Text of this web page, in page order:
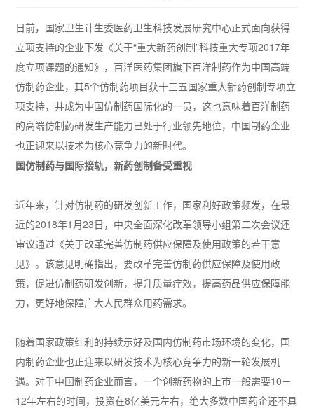
日前，国家卫生计生委医药卫生科技发展研究中心正式面向获得
立项支持的企业下发《关于“重大新药创制”科技重大专项2017年
度立项课题的通知》，百洋医药集团旗下百洋制药作为中国高端
仿制药企业，其5个仿制药项目获十三五国家重大新药创制专项立
项支持，并成为中国仿制药国际化的一员，这也意味着百洋制药
的高端仿制药研发生产能力已处于行业领先地位，中国制药企业
也正迎来以技术为核心竞争力的新时代。
国仿制药与国际接轨，新药创制备受重视
近年来，针对仿制药的研发创新工作，国家利好政策频发，在最
近的2018年1月23日，中央全面深化改革领导小组第二次会议还
审议通过《关于改革完善仿制药供应保障及使用政策的若干意
见》。该意见明确指出，要改革完善仿制药供应保障及使用政
策，促进仿制药研发创新，提升质量疗效，提高药品供应保障能
力，更好地保障广大人民群众用药需求。
随着国家政策红利的持续示好及国内仿制药市场环境的变化，国
内制药企业也正迎来以研发技术为核心竞争力的新一轮发展机
遇。对于中国制药企业而言，一个创新药物的上市一般需要10－
12年左右的时间，投资在8亿美元左右，绝大多数中国药企还不具